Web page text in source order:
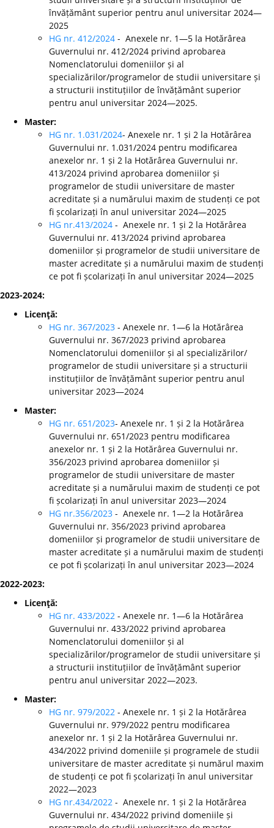
învățământ superior pentru anul universitar 2024—
2025
HG nr. 412/2024 - Anexele nr. 1—5 la Hotărârea
Guvernului nr. 412/2024 privind aprobarea
Nomenclatorului domeniilor și al
specializărilor/programelor de studii universitare și
a structurii instituțiilor de învățământ superior
pentru anul universitar 2024—2025.
Master:
HG nr. 1.031/2024- Anexele nr. 1 și 2 la Hotărârea
Guvernului nr. 1.031/2024 pentru modificarea
anexelor nr. 1 și 2 la Hotărârea Guvernului nr.
413/2024 privind aprobarea domeniilor și
programelor de studii universitare de master
acreditate și a numărului maxim de studenți ce pot
fi școlarizați în anul universitar 2024—2025
HG nr.413/2024 - Anexele nr. 1 și 2 la Hotărârea
Guvernului nr. 413/2024 privind aprobarea
domeniilor și programelor de studii universitare de
master acreditate și a numărului maxim de studenți
ce pot fi școlarizați în anul universitar 2024—2025
2023-2024:
Licenţă:
HG nr. 367/2023 - Anexele nr. 1—6 la Hotărârea
Guvernului nr. 367/2023 privind aprobarea
Nomenclatorului domeniilor și al specializărilor/
programelor de studii universitare și a structurii
instituțiilor de învățământ superior pentru anul
universitar 2023—2024
Master:
HG nr. 651/2023- Anexele nr. 1 și 2 la Hotărârea
Guvernului nr. 651/2023 pentru modificarea
anexelor nr. 1 și 2 la Hotărârea Guvernului nr.
356/2023 privind aprobarea domeniilor și
programelor de studii universitare de master
acreditate și a numărului maxim de studenți ce pot
fi școlarizați în anul universitar 2023—2024
HG nr.356/2023 - Anexele nr. 1—2 la Hotărârea
Guvernului nr. 356/2023 privind aprobarea
domeniilor și programelor de studii universitare de
master acreditate și a numărului maxim de studenți
ce pot fi școlarizați în anul universitar 2023—2024
2022-2023:
Licenţă:
HG nr. 433/2022 - Anexele nr. 1—6 la Hotărârea
Guvernului nr. 433/2022 privind aprobarea
Nomenclatorului domeniilor și al
specializărilor/programelor de studii universitare și
a structurii instituțiilor de învățământ superior
pentru anul universitar 2022—2023.
Master:
HG nr. 979/2022 - Anexele nr. 1 și 2 la Hotărârea
Guvernului nr. 979/2022 pentru modificarea
anexelor nr. 1 și 2 la Hotărârea Guvernului nr.
434/2022 privind domeniile și programele de studii
universitare de master acreditate și numărul maxim
de studenți ce pot fi școlarizați în anul universitar
2022—2023
HG nr.434/2022 - Anexele nr. 1 și 2 la Hotărârea
Guvernului nr. 434/2022 privind domeniile și